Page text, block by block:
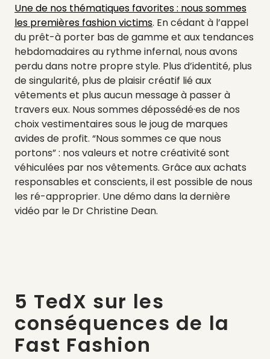
Une de nos thématiques favorites : nous sommes
les premières fashion victims. En cédant à l’appel
du prêt-à porter bas de gamme et aux tendances
hebdomadaires au rythme infernal, nous avons
perdu dans notre propre style. Plus d’identité, plus
de singularité, plus de plaisir créatif lié aux
vêtements et plus aucun message à passer à
travers eux. Nous sommes dépossédé·es de nos
choix vestimentaires sous le joug de marques
avides de profit. “Nous sommes ce que nous
portons” : nos valeurs et notre créativité sont
véhiculées par nos vêtements. Grâce aux achats
responsables et conscients, il est possible de nous
les ré-approprier. Une démo dans la dernière
vidéo par le Dr Christine Dean.
5 TedX sur les
conséquences de la
Fast Fashion